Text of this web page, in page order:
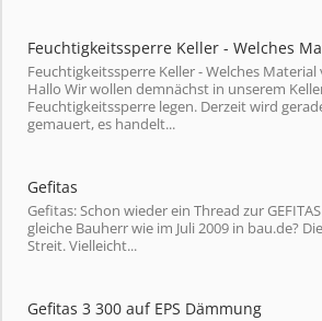
Feuchtigkeitssperre Keller - Welches
Feuchtigkeitssperre Keller - Welches Material
Hallo Wir wollen demnächst in unserem
Feuchtigkeitssperre legen. Derzeit wird
gemauert, es handelt...
Gefitas
Gefitas: Schon wieder ein Thread zur
gleiche Bauherr wie im Juli 2009 in bau.de?
Streit. Vielleicht...
Gefitas 3 300 auf EPS Dämmung